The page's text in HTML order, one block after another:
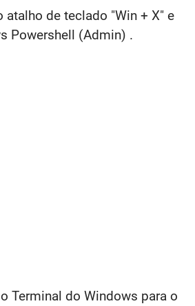
atalho de teclado "Win + X" e
Powershell (Admin) .
Terminal do Windows para o